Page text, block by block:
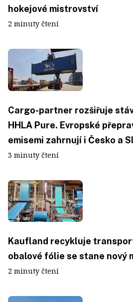
hokejové mistrovství
2 minuty čtení
Cargo-partner rozšiřuje
HHLA Pure. Evropské
emisemi zahrnují i Česko a
3 minuty čtení
Kaufland recykluje
obalové fólie se stane nový
2 minuty čtení